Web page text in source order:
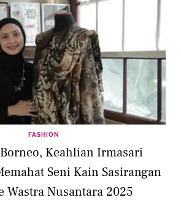
FASHION
Keahlian Irmasari
Seni Kain Sasirangan
Wastra Nusantara 2025